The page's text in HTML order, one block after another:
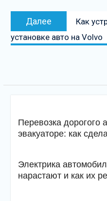
Далее
запись
Как
установке авто на Volvo
Перевозка дорогого
эвакуаторе: как
Электрика
нарастают и как их